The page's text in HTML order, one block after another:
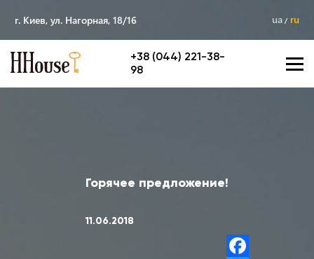
г. Киев, ул. Нагорная, 18/16 ua ru
+38 (044) 221-38-
98
Горячее предложение!
11.06.2018